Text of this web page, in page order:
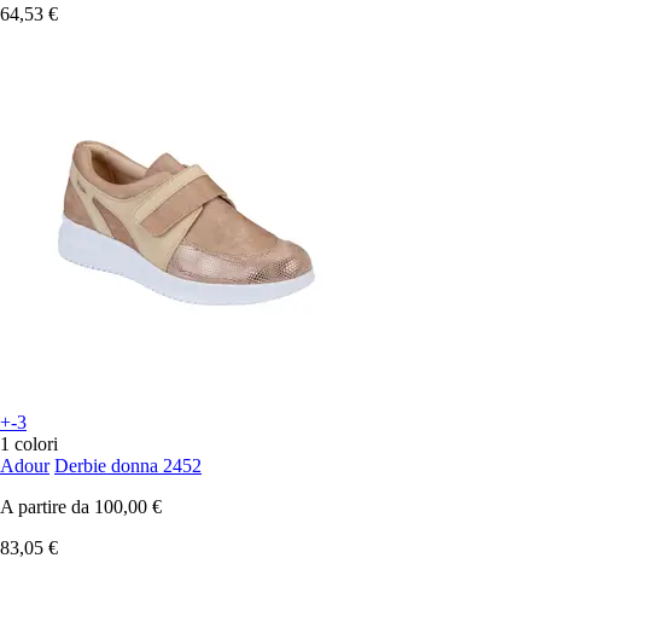
64,53 €
+-3
1 colori
Adour Derbie donna 2452
A partire da 100,00 €
83,05 €